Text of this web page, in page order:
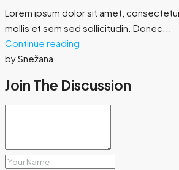
Lorem ipsum dolor sit amet,
mollis et sem sed sollicitudin. Donec...
Continue reading
by Snežana
Join The Discussion